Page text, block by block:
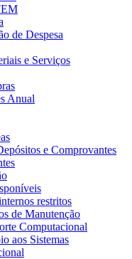
de Despesa
e Serviços
Anual
e Comprovantes
restritos
de Manutenção
Computacional
aos Sistemas